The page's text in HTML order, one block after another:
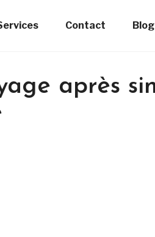
Contact Blog
après